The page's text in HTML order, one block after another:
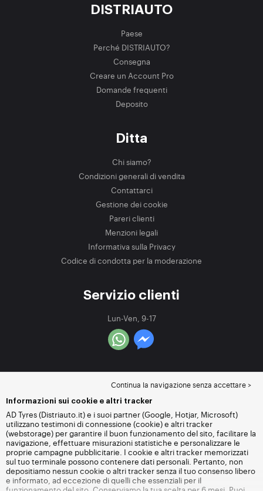
DISTRIAUTO
Paese
Perché DISTRIAUTO?
Consegna
Creare un Account Pro
Domande frequenti
Deposito
Ditta
Chi siamo?
Condizioni generali di vendita
Contattarci
Gestione dei cookie
Pareri clienti
Menzioni legali
Informativa sulla Privacy
Codice di condotta per la moderazione
Servizio clienti
Lun-Ven, 9-17
Continua la navigazione senza accettare >
Informazioni sui cookie e altri tracker
AD Tyres (Distriauto.it) e i suoi partner (Google, Hotjar, Microsoft)
utilizzano testimoni di connessione (cookie) e altri tracker
(webstorage) per garantire il buon funzionamento del sito, facilitare la
navigazione, effettuare misurazioni statistiche e personalizzare le
proprie campagne pubblicitarie. I cookie e altri tracker memorizzati
sul tuo terminale possono contenere dati personali. Pertanto, non
depositiamo nessun cookie o altri tracker senza il tuo consenso libero
e informato, ad eccezione di quelli che essenziali per il